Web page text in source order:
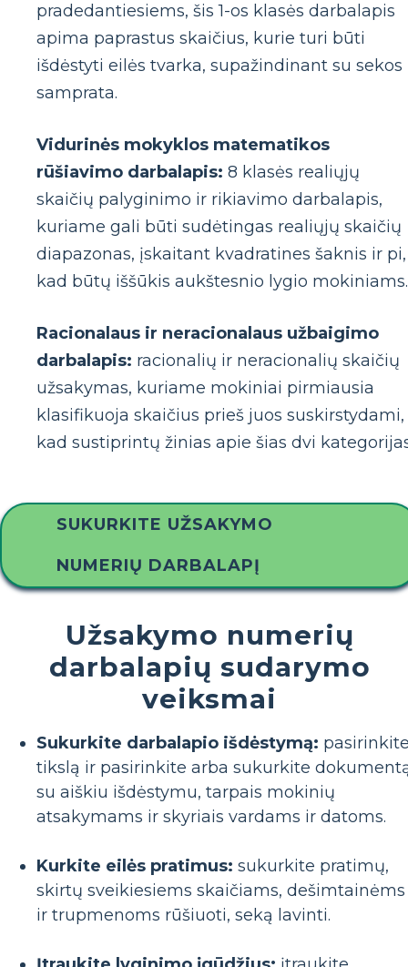
pradedantiesiems, šis 1-os klasės darbalapis
apima paprastus skaičius, kurie turi būti
išdėstyti eilės tvarka, supažindinant su sekos
samprata.
Vidurinės mokyklos matematikos
rūšiavimo darbalapis: 8 klasės realiųjų
skaičių palyginimo ir rikiavimo darbalapis,
kuriame gali būti sudėtingas realiųjų skaičių
diapazonas, įskaitant kvadratines šaknis ir pi,
kad būtų iššūkis aukštesnio lygio mokiniams.
Racionalaus ir neracionalaus užbaigimo
darbalapis: racionalių ir neracionalių skaičių
užsakymas, kuriame mokiniai pirmiausia
klasifikuoja skaičius prieš juos suskirstydami,
kad sustiprintų žinias apie šias dvi
SUKURKITE UŽSAKYMO
NUMERIŲ DARBALAPĮ
Užsakymo numerių
darbalapių sudarymo
veiksmai
Sukurkite darbalapio išdėstymą:
tikslą ir pasirinkite arba sukurkite
su aiškiu išdėstymu, tarpais mokinių
atsakymams ir skyriais vardams ir datoms.
Kurkite eilės pratimus: sukurkite pratimų,
skirtų sveikiesiems skaičiams, dešimtainėms
ir trupmenoms rūšiuoti, seką lavinti.